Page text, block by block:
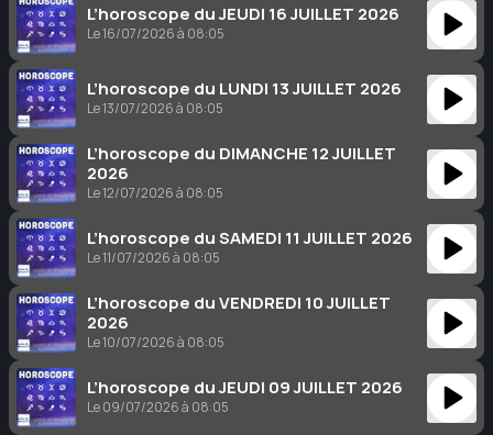
L’horoscope du JEUDI 16 JUILLET 2026
Le 16/07/2026 à 08:05
L’horoscope du LUNDI 13 JUILLET 2026
Le 13/07/2026 à 08:05
L’horoscope du DIMANCHE 12 JUILLET
2026
Le 12/07/2026 à 08:05
L’horoscope du SAMEDI 11 JUILLET 2026
Le 11/07/2026 à 08:05
L’horoscope du VENDREDI 10 JUILLET
2026
Le 10/07/2026 à 08:05
L’horoscope du JEUDI 09 JUILLET 2026
Le 09/07/2026 à 08:05